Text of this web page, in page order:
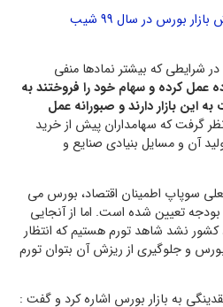
ریزش بازار بورس در سال 99 شیب
در شرایطی که بیشتر نمادها منفی
عمل کرده و سهام خود را فروختند به
این بازار دارند و صبورانه عمل
نظر گرفت که سهامداران پیش از خرید
آن و مسایل بنیادی صنایع و
سوپاپ اطمینان اقتصاد، بورس می
تعیین شده است. اما از آنجایی
کشور نشد شاهد تورم هستیم که انتظار
و جلوگیری از ریزش آن بتوان تورم
به بازار بورس اشاره کرد و گفت :